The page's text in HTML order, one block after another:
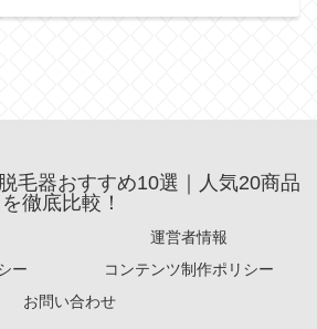
毛器おすすめ10選｜人気20商品
を徹底比較！
運営者情報
ー
コンテンツ制作ポリシー
お問い合わせ